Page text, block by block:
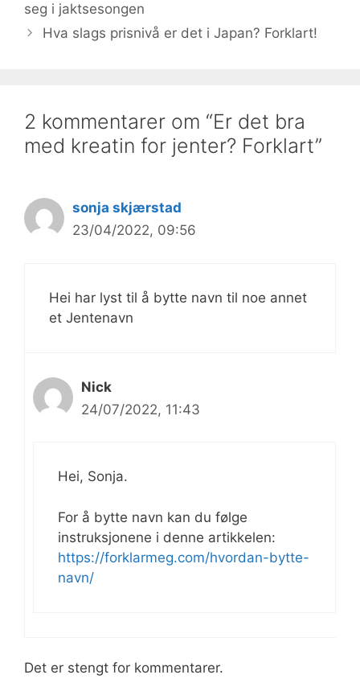
seg i jaktsesongen
Hva slags prisnivå er det i Japan? Forklart!
2 kommentarer om “Er det bra
med kreatin for jenter? Forklart”
sonja skjærstad
23/04/2022, 09:56
Hei har lyst til å bytte navn til noe annet
et Jentenavn
Nick
24/07/2022, 11:43
Hei, Sonja.
For å bytte navn kan du følge
instruksjonene i denne artikkelen:
https://forklarmeg.com/hvordan-bytte-
navn/
Det er stengt for kommentarer.